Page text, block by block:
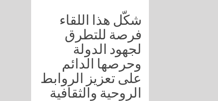
شكّل هذا اللقاء
فرصة للتطرق
لجهود الدولة
وحرصها الدائم
على تعزيز الروابط
الروحية والثقافية